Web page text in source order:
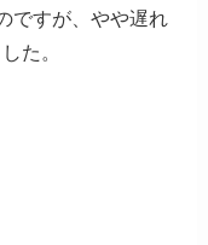
ですが、やや遅れ
た。